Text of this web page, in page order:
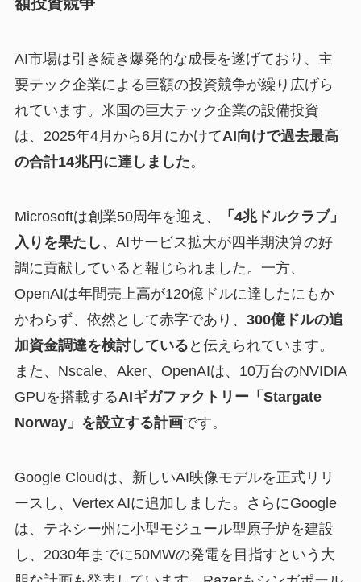
AI市場は引き続き爆発的な成長を遂げており、主
要テック企業による巨額の投資競争が繰り広げら
れています。米国の巨大テック企業の設備投資
は、2025年4月から6月にかけてAI向けで過去最高
の合計14兆円に達しました。
Microsoftは創業50周年を迎え、
「4兆ドルクラブ」
入りを果たし 、AIサービス拡大が四半期決算の好
調に貢献していると報じられました。一方、
OpenAIは年間売上高が120億ドルに達したにもか
かわらず、依然として赤字であり、 300億ドルの追
加資金調達を検討している と伝えられています。
また、Nscale、Aker、OpenAIは、10万台のNVIDIA
GPUを搭載するAIギガファクトリー「Stargate
Norway」を設立する計画です。
Google Cloudは、新しいAI映像モデルを正式リリ
ースし、Vertex AIに追加しました。さらにGoogle
は、テネシー州に小型モジュール型原子炉を建設
し、2030年までに50MWの発電を目指すという大